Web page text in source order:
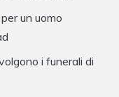
un uomo
i funerali di